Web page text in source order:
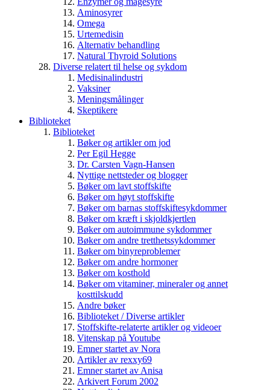
Aminosyrer
Omega
Urtemedisin
Alternativ behandling
Natural Thyroid Solutions
Diverse relatert til helse og sykdom
Medisinalindustri
Vaksiner
Meningsmålinger
Skeptikere
Biblioteket
Biblioteket
Bøker og artikler om jod
Per Egil Hegge
Dr. Carsten Vagn-Hansen
Nyttige nettsteder og blogger
Bøker om lavt stoffskifte
Bøker om høyt stoffskifte
Bøker om barnas stoffskiftesykdommer
Bøker om kræft i skjoldkjertlen
Bøker om autoimmune sykdommer
Bøker om andre tretthetssykdommer
Bøker om binyreproblemer
Bøker om andre hormoner
Bøker om kosthold
Bøker om vitaminer, mineraler og annet
kosttilskudd
Andre bøker
Biblioteket / Diverse artikler
Stoffskifte-relaterte artikler og videoer
Vitenskap på Youtube
Emner startet av Nora
Artikler av rexxy69
Emner startet av Anisa
Arkivert Forum 2002